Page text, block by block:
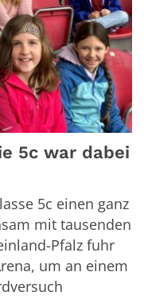
5c war dabei
5c einen ganz
mit tausenden
Pfalz fuhr
um an einem